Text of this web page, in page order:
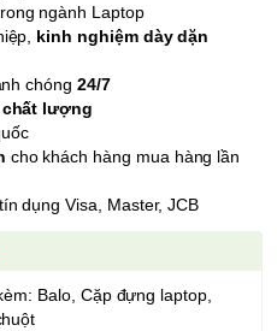
ngành Laptop
kinh nghiệm dày dặn
chóng 24/7
chất lượng
cho khách hàng mua hàng lần
dụng Visa, Master, JCB
Balo, Cặp đựng laptop,